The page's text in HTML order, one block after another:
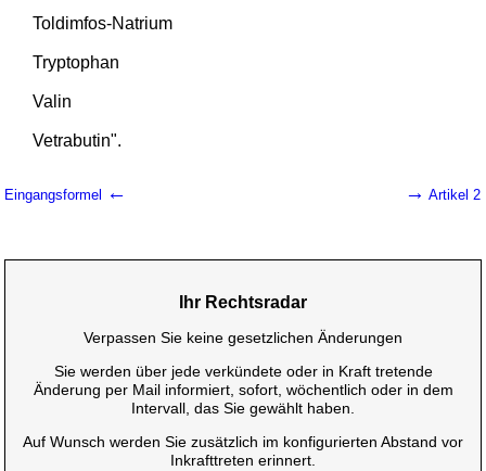
Toldimfos-Natrium
Tryptophan
Valin
Vetrabutin".
Eingangsformel ← → Artikel 2
Ihr Rechtsradar
Verpassen Sie keine gesetzlichen Änderungen
Sie werden über jede verkündete oder in Kraft tretende
Änderung per Mail informiert, sofort, wöchentlich oder in dem
Intervall, das Sie gewählt haben.
Auf Wunsch werden Sie zusätzlich im konfigurierten Abstand vor
Inkrafttreten erinnert.